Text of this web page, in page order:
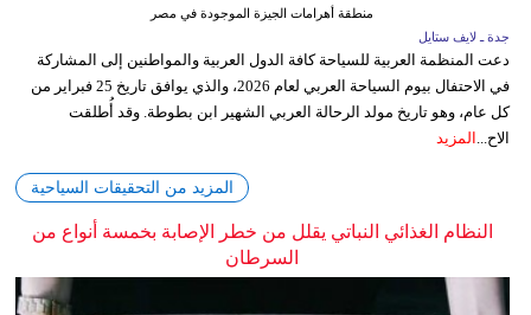
منطقة أهرامات الجيزة الموجودة في مصر
جدة ـ لايف ستايل
دعت المنظمة العربية للسياحة كافة الدول العربية والمواطنين إلى المشاركة
في الاحتفال بيوم السياحة العربي لعام 2026، والذي يوافق تاريخ 25 فبراير من
كل عام، وهو تاريخ مولد الرحالة العربي الشهير ابن بطوطة. وقد أُطلقت
الاح... المزيد
المزيد من التحقيقات السياحية
النظام الغذائي النباتي يقلل من خطر الإصابة بخمسة أنواع من
السرطان